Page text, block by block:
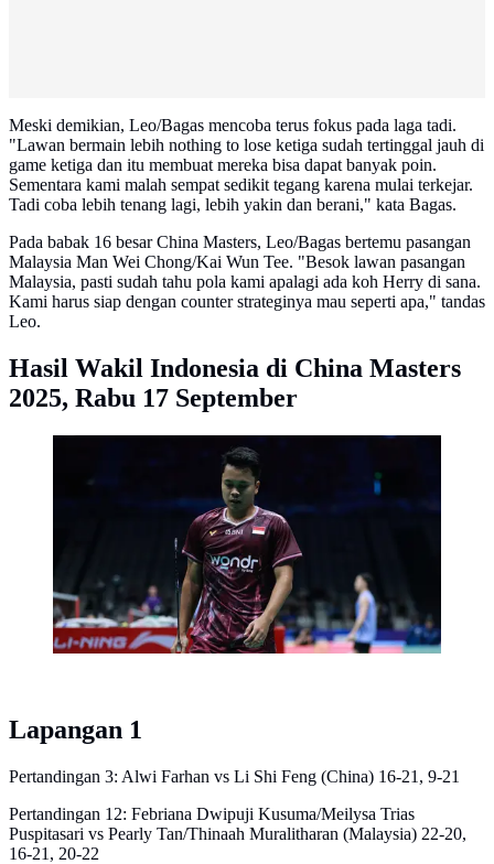
Meski demikian, Leo/Bagas mencoba terus fokus pada laga tadi.
"Lawan bermain lebih nothing to lose ketiga sudah tertinggal jauh di
game ketiga dan itu membuat mereka bisa dapat banyak poin.
Sementara kami malah sempat sedikit tegang karena mulai terkejar.
Tadi coba lebih tenang lagi, lebih yakin dan berani," kata Bagas.
Pada babak 16 besar China Masters, Leo/Bagas bertemu pasangan
Malaysia Man Wei Chong/Kai Wun Tee. "Besok lawan pasangan
Malaysia, pasti sudah tahu pola kami apalagi ada koh Herry di sana.
Kami harus siap dengan counter strateginya mau seperti apa," tandas
Leo.
Hasil Wakil Indonesia di China Masters
2025, Rabu 17 September
Tunggal putra Indonesia Anthony Sinisuka Ginting di
China Masters 2025. (dok. PBSI)
Lapangan 1
Pertandingan 3: Alwi Farhan vs Li Shi Feng (China) 16-21, 9-21
Pertandingan 12: Febriana Dwipuji Kusuma/Meilysa Trias
Puspitasari vs Pearly Tan/Thinaah Muralitharan (Malaysia) 22-20,
16-21, 20-22